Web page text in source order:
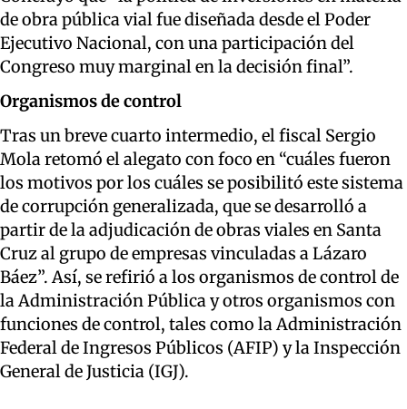
de obra pública vial fue diseñada desde el Poder
Ejecutivo Nacional, con una participación del
Congreso muy marginal en la decisión final”.
Organismos de control
Tras un breve cuarto intermedio, el fiscal Sergio
Mola retomó el alegato con foco en “cuáles fueron
los motivos por los cuáles se posibilitó este sistema
de corrupción generalizada, que se desarrolló a
partir de la adjudicación de obras viales en Santa
Cruz al grupo de empresas vinculadas a Lázaro
Báez”. Así, se refirió a los organismos de control de
la Administración Pública y otros organismos con
funciones de control, tales como la Administración
Federal de Ingresos Públicos (AFIP) y la Inspección
General de Justicia (IGJ).